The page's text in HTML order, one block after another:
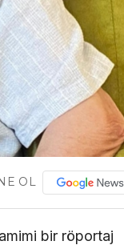
OL
bir röportaj